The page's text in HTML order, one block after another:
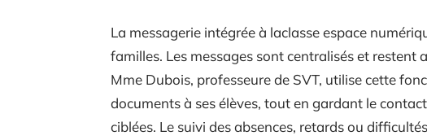
La messagerie intégrée à laclasse espace
familles. Les messages sont centralisés et restent
Mme Dubois, professeure de SVT, utilise cette
documents à ses élèves, tout en gardant le
ciblées. Le suivi des absences, retards ou